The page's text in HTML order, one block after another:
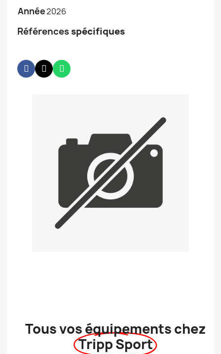
Année2026
Références spécifiques
Tous vos équipements chez
Tripp Sport